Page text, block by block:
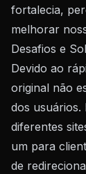
fortalecia,
melhorar
Desafios e
Devido ao
original não
dos usuários.
diferentes
um para
de